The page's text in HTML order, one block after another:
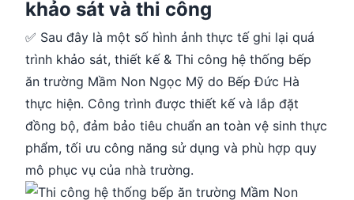
khảo sát và thi công
✅ Sau đây là một số hình ảnh thực tế ghi lại quá
trình khảo sát, thiết kế & Thi công hệ thống bếp
ăn trường Mầm Non Ngọc Mỹ do Bếp Đức Hà
thực hiện. Công trình được thiết kế và lắp đặt
đồng bộ, đảm bảo tiêu chuẩn an toàn vệ sinh thực
phẩm, tối ưu công năng sử dụng và phù hợp quy
mô phục vụ của nhà trường.